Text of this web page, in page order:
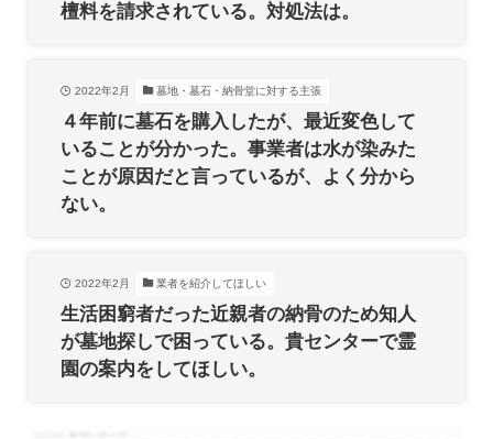
檀料を請求されている。対処法は。
2022年2月 墓地・墓石・納骨堂に対する主張
４年前に墓石を購入したが、最近変色して
いることが分かった。事業者は水が染みた
ことが原因だと言っているが、よく分から
ない。
2022年2月 業者を紹介してほしい
生活困窮者だった近親者の納骨のため知人
が墓地探しで困っている。貴センターで霊
園の案内をしてほしい。